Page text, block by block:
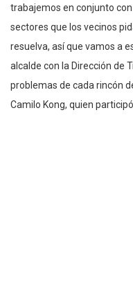
trabajemos en conjunto
sectores que los vecinos
resuelva, así que vamos a
alcalde con la Dirección de
problemas de cada rincón
Camilo Kong, quien